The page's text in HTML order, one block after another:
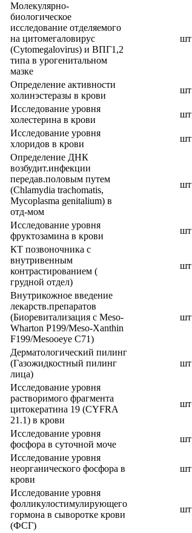
Молекулярно-
биологическое
исследование отделяемого
на цитомегаловирус
(Cytomegalovirus) и ВПГ1,2
типа в урогенитальном
мазке
шт
Определение активности
холинэстеразы в крови
шт
Исследование уровня
холестерина в крови
шт
Исследование уровня
хлоридов в крови
шт
Определение ДНК
возбудит.инфекции
передав.половым путем
(Chlamydia trachomatis,
Mycoplasma genitalium) в
отд-мом
шт
Исследование уровня
фруктозамина в крови
шт
КТ позвоночника с
внутривенным
контрастированием (
грудной отдел)
шт
Внутрикожное введение
лекарств.препаратов
(Биоревитализация с Meso-
Wharton P199/Meso-Xanthin
F199/Mesooeye C71)
шт
Дерматологический пилинг
(Газожидкостный пилинг
лица)
шт
Исследование уровня
растворимого фрагмента
цитокератина 19 (CYFRA
21.1) в крови
шт
Исследование уровня
фосфора в суточной моче
шт
Исследование уровня
неорганического фосфора в
крови
шт
Исследование уровня
фолликулостимулирующего
гормона в сыворотке крови
(ФСГ)
шт